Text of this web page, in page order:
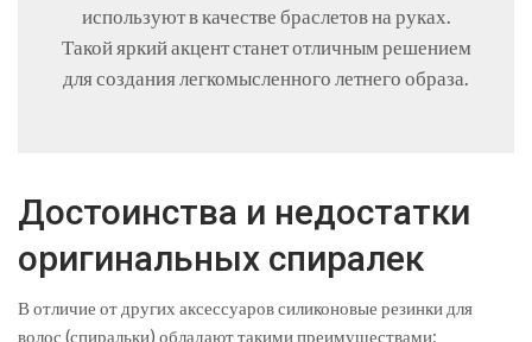
используют в качестве браслетов на руках.
Такой яркий акцент станет отличным решением
для создания легкомысленного летнего образа.
Достоинства и недостатки
оригинальных спиралек
В отличие от других аксессуаров силиконовые резинки для
волос (спиральки) обладают такими преимуществами: